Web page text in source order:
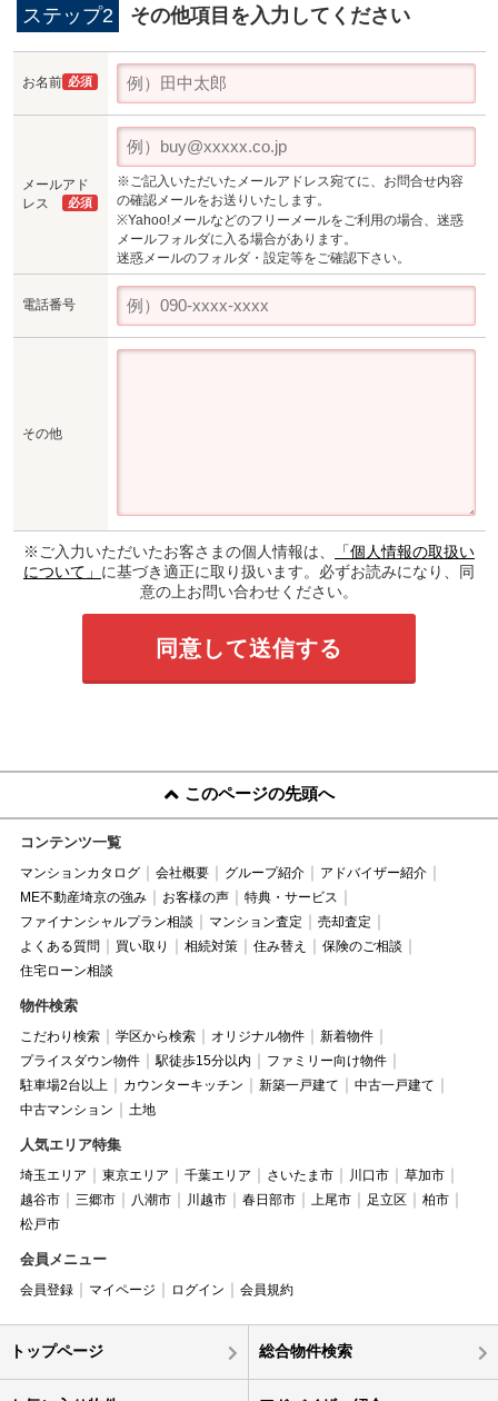
ステップ2 その他項目を入力してください
お名前 必須
メールアド
レス
必須
※ご記入いただいたメールアドレス宛てに、お問合せ内容
の確認メールをお送りいたします。
※Yahoo!メールなどのフリーメールをご利用の場合、迷惑
メールフォルダに入る場合があります。
迷惑メールのフォルダ・設定等をご確認下さい。
電話番号
その他
※ご入力いただいたお客さまの個人情報は、
「個人情報の取扱い
について」 に基づき適正に取り扱います。必ずお読みになり、同
意の上お問い合わせください。
このページの先頭へ
コンテンツ一覧
マンションカタログ 会社概要 グループ紹介
アドバイザー紹介
ME不動産埼京の強み
お客様の声
特典・サービス
ファイナンシャルプラン相談
マンション査定
売却査定
よくある質問
買い取り 相続対策 住み替え
保険のご相談
住宅ローン相談
物件検索
こだわり検索 学区から検索 オリジナル物件
新着物件
プライスダウン物件
駅徒歩15分以内
ファミリー向け物件
駐車場2台以上
カウンターキッチン 新築一戸建て
中古一戸建て
中古マンション
土地
人気エリア特集
埼玉エリア 東京エリア 千葉エリア さいたま市 川口市
草加市
越谷市
三郷市 八潮市 川越市 春日部市 上尾市 足立区
柏市
松戸市
会員メニュー
会員登録 マイページ ログイン 会員規約
トップページ 総合物件検索